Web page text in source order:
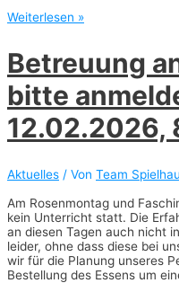
Bestätigungen
nächste
Schuljahr
und
Schnuppertag
am
23.05.26
um
Uhr
Weiterlesen »
Betreuung
bitte
12.02.2026,
Aktuelles / Von Team
Am Rosenmontag und
kein Unterricht statt. Die
an diesen Tagen auch nicht
leider, ohne dass diese bei
wir für die Planung unseres
Bestellung des Essens um